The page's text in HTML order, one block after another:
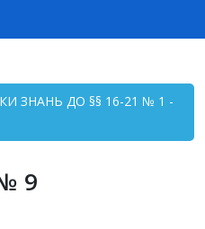
ЗНАНЬ ДО §§ 16-21 № 1 -
9